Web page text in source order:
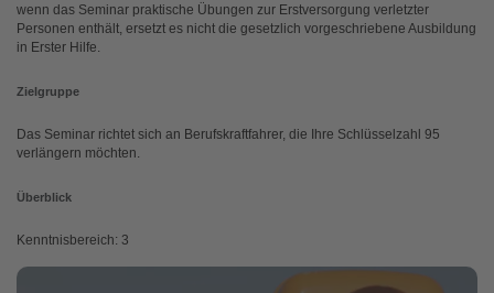
wenn das Seminar praktische Übungen zur Erstversorgung verletzter
Personen enthält, ersetzt es nicht die gesetzlich vorgeschriebene Ausbildung
in Erster Hilfe.
Zielgruppe
Das Seminar richtet sich an Berufskraftfahrer, die Ihre Schlüsselzahl 95
verlängern möchten.
Überblick
Kenntnisbereich: 3